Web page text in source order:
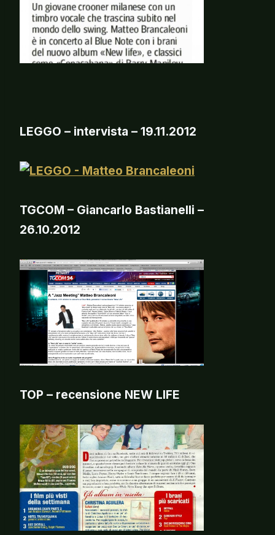
LEGGO – intervista – 19.11.2012
TGCOM – Giancarlo Bastianelli –
26.10.2012
TOP – recensione NEW LIFE